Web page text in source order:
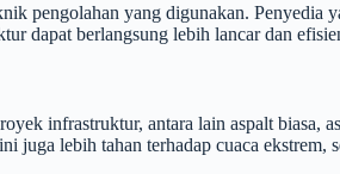
pengolahan yang digunakan.
dapat berlangsung lebih lancar dan
infrastruktur, antara lain aspalt biasa,
juga lebih tahan terhadap cuaca